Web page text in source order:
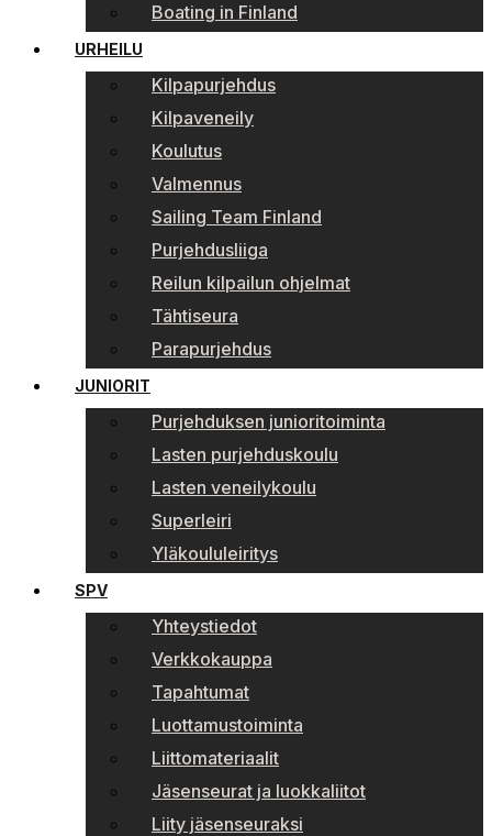
Boating in Finland
URHEILU
Kilpapurjehdus
Kilpaveneily
Koulutus
Valmennus
Sailing Team Finland
Purjehdusliiga
Reilun kilpailun ohjelmat
Tähtiseura
Parapurjehdus
JUNIORIT
Purjehduksen junioritoiminta
Lasten purjehduskoulu
Lasten veneilykoulu
Superleiri
Yläkoululeiritys
SPV
Yhteystiedot
Verkkokauppa
Tapahtumat
Luottamustoiminta
Liittomateriaalit
Jäsenseurat ja luokkaliitot
Liity jäsenseuraksi